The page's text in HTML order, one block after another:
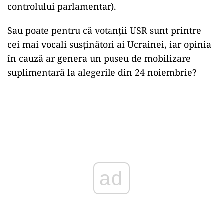
controlului parlamentar).
Sau poate pentru că votanții USR sunt printre
cei mai vocali susținători ai Ucrainei, iar opinia
în cauză ar genera un puseu de mobilizare
suplimentară la alegerile din 24 noiembrie?
ad